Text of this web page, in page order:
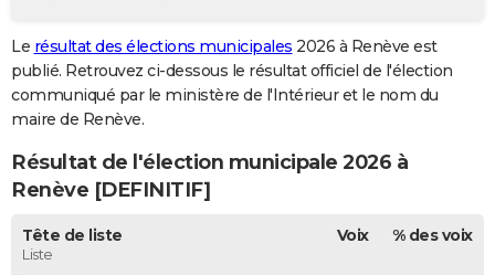
GUIDES D'ACHAT
BONS PLANS
CARTE DE VOEUX
Carte de Noël
Carte Bonne année
Carte Saint-Valentin
Carte Pâques
Carte d'anniversaire
DICTIONNAIRE
Dictionnaire
Biographies
Citations
Expressions
Proverbes
PROGRAMME TV
Le résultat des élections municipales 2026 à Renève est
publié. Retrouvez ci-dessous le résultat officiel de l'élection
communiqué par le ministère de l'Intérieur et le nom du
maire de Renève.
Résultat de l'élection municipale 2026 à
Renève [DEFINITIF]
Tête de liste
Liste
Voix % des voix